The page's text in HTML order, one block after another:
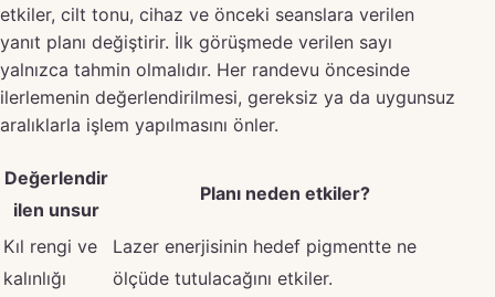
etkiler, cilt tonu, cihaz ve önceki seanslara verilen
yanıt planı değiştirir. İlk görüşmede verilen sayı
yalnızca tahmin olmalıdır. Her randevu öncesinde
ilerlemenin değerlendirilmesi, gereksiz ya da uygunsuz
aralıklarla işlem yapılmasını önler.
Değerlendir
ilen unsur
Planı neden etkiler?
Kıl rengi ve
kalınlığı
Lazer enerjisinin hedef pigmentte ne
ölçüde tutulacağını etkiler.